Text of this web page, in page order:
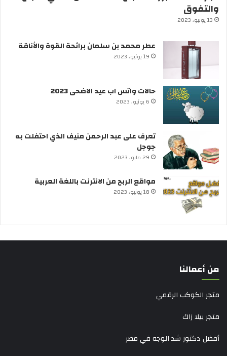
والتفوق
13 يونيو، 2023
عطر محمد بن سلمان برائحة القوة والأناقة
19 يونيو، 2023
حالات واتس اب عيد الاضحى 2023
6 يونيو، 2023
تعرف على عبد الرحمن منيف الذي احتفلت به
جوجل
29 مايو، 2023
مواقع الربح من الانترنت باللغة العربية
18 يونيو، 2023
من أعمالنا
متجر الكوكب الرقمي
متجر بيلا زاك
أفضل دكتور شد الوجه في مصر